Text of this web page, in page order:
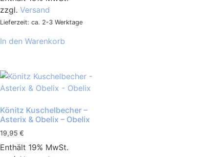
zzgl. Versand
Lieferzeit: ca. 2-3 Werktage
In den Warenkorb
Könitz Kuschelbecher –
Asterix & Obelix – Obelix
19,95 €
Enthält 19% MwSt.